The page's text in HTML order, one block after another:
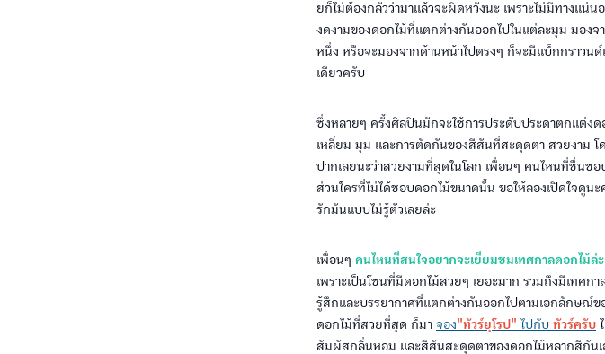
ยก็ไม่ต้องกลัวว่ามาแล้วจะผิดหวังนะ เพราะไม่มีทางแน่
งดงามของดอกไม้ที่แตกต่างกันออกไปในแต่ละมุม มอง
หนึ่ง หรือจะมองจากด้านหน้าไปตรงๆ ก็จะมีแบ็กกราวน
เดียวครับ
ซึ่งหลายๆ ครั้งศิลปินมักจะใช้การประดับประดาตกแต่งด
เหลี่ยม มุม และการตัดกันของสีสันที่สะดุดตา สวยงาม โ
ปากเลยนะว่าสวยงามที่สุดในโลก เพื่อนๆ คนไหนที่ชื่นช
ส่วนใครที่ไม่ได้ชอบดอกไม้ขนาดนั้น ขอให้ลองเปิดใจดู
รักมันแบบไม่รู้ตัวเลยล่ะ
เพื่อนๆ คนไหนที่สนใจอยากจะเยี่ยมชมเทศกาลดอกไม้
เพราะเป็นโซนที่มีดอกไม้สวยๆ เยอะมาก รวมถึงมีเทศ
รู้สึกและบรรยากาศที่แตกต่างกันออกไปตามเอกลักษณ์ข
ดอกไม้ที่สวยที่สุด ก็มา จอง"ทัวร์ยุโรป" ไปกับ ทัวร์ครับ
สัมผัสกลิ่นหอม และสีสันสะดุดตาของดอกไม้หลากสีกันเ